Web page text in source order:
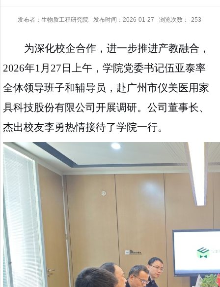
发布者：生物质工程研究院 发布时间：2026-01-27 浏览次数： 253
为深化校企合作，进一步推进产教融合，
2026年1月27日上午，学院党委书记伍亚泰率
全体领导班子和辅导员，赴广州市仪美医用家
具科技股份有限公司开展调研。公司董事长、
杰出校友李勇热情接待了学院一行。